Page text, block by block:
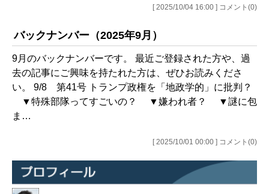
[ 2025/10/04 16:00 ] コメント(0)
バックナンバー（2025年9月）
9月のバックナンバーです。 最近ご登録された方や、過
去の記事にご興味を持たれた方は、ぜひお読みくださ
い。 9/8 第41号 トランプ政権を「地政学的」に批判？
▼特殊部隊ってすごいの？ ▼嫌われ者？ ▼謎に包
ま…
[ 2025/10/01 00:00 ] コメント(0)